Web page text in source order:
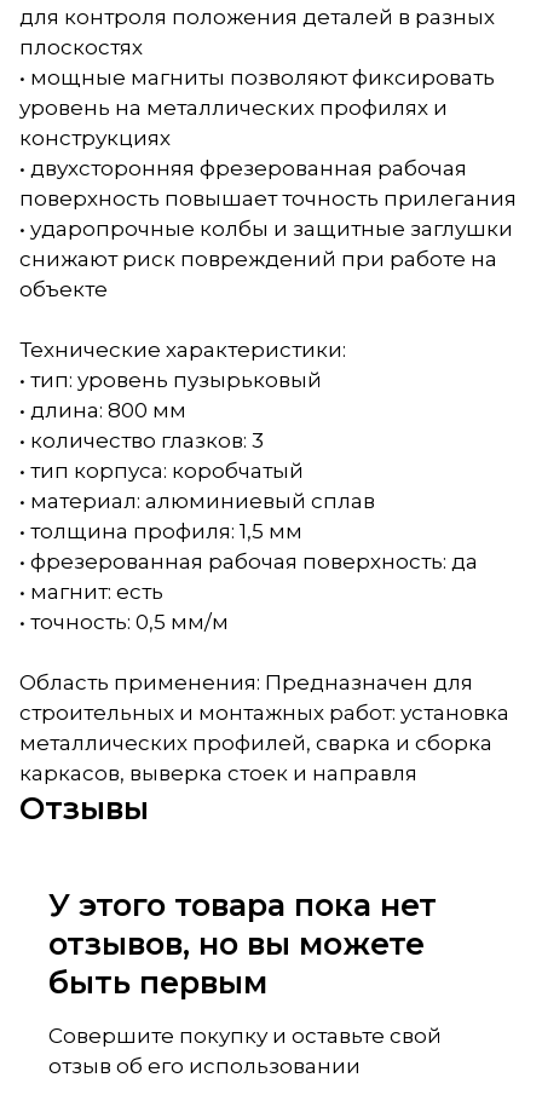
для контроля положения деталей в разных
плоскостях
• мощные магниты позволяют фиксировать
уровень на металлических профилях и
конструкциях
• двухсторонняя фрезерованная рабочая
поверхность повышает точность прилегания
• ударопрочные колбы и защитные заглушки
снижают риск повреждений при работе на
объекте
Технические характеристики:
• тип: уровень пузырьковый
• длина: 800 мм
• количество глазков: 3
• тип корпуса: коробчатый
• материал: алюминиевый сплав
• толщина профиля: 1,5 мм
• фрезерованная рабочая поверхность: да
• магнит: есть
• точность: 0,5 мм/м
Область применения: Предназначен для
строительных и монтажных работ: установка
металлических профилей, сварка и сборка
каркасов, выверка стоек и направля
Отзывы
У этого товара пока нет
отзывов, но вы можете
быть первым
Совершите покупку и оставьте свой
отзыв об его использовании